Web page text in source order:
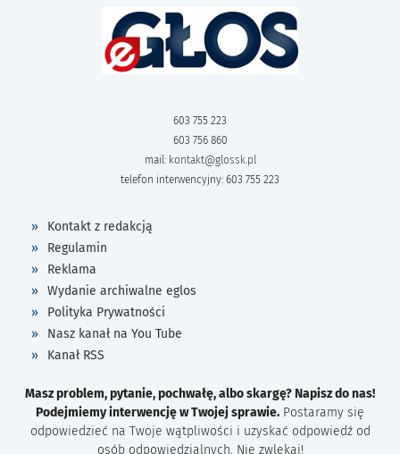
603 755 223
603 756 860
mail: kontakt@glossk.pl
telefon interwencyjny: 603 755 223
Kontakt z redakcją
Regulamin
Reklama
Wydanie archiwalne eglos
Polityka Prywatności
Nasz kanał na You Tube
Kanał RSS
Masz problem, pytanie, pochwałę, albo skargę? Napisz do nas!
Podejmiemy interwencję w Twojej sprawie. Postaramy się
odpowiedzieć na Twoje wątpliwości i uzyskać odpowiedź od
osób odpowiedzialnych. Nie zwlekaj!